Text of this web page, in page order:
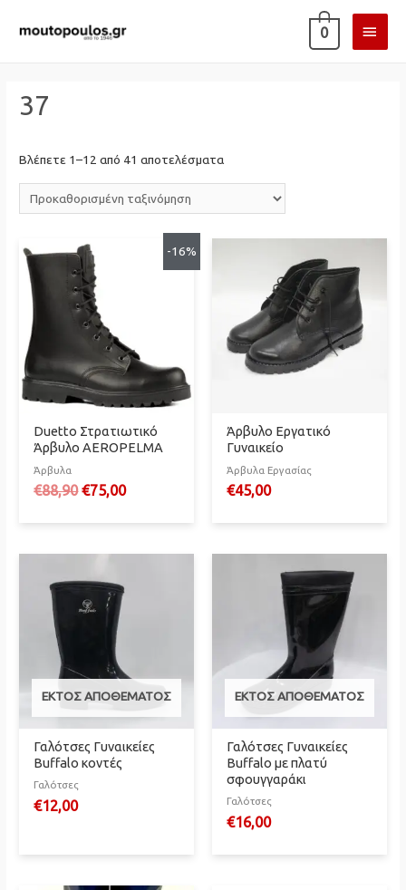
0
37
Βλέπετε 1–12 από 41 αποτελέσματα
-16%
Duetto Στρατιωτικό
Άρβυλο AEROPELMA
Άρβυλα
€88,90Original
was:
€75,00Η
τιμή
Άρβυλο Εργατικό
Γυναικείο
Άρβυλα Εργασίας
€45,00
ΕΚΤΌΣ ΑΠΟΘΈΜΑΤΟΣ
Γαλότσες Γυναικείες
Buffalo κοντές
Γαλότσες
€12,00
ΕΚΤΌΣ ΑΠΟΘΈΜΑΤΟΣ
Γαλότσες Γυναικείες
Buffalo με πλατύ
σφουγγαράκι
Γαλότσες
€16,00